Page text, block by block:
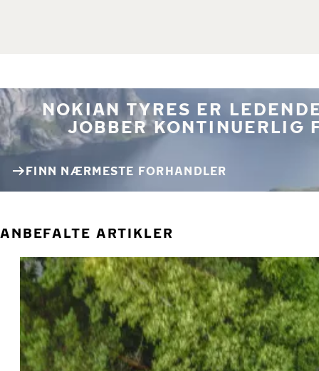
NOKIAN TYRES ER
JOBBER KONTINUERLIG
FINN NÆRMESTE FORHANDLER
ANBEFALTE ARTIKLER